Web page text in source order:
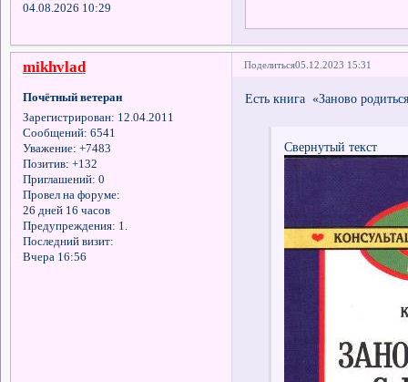
04.08.2026 10:29
Поделиться05.12.2023 15:31
mikhvlad
Почётный ветеран
Зарегистрирован: 12.04.2011
Сообщений: 6541
Уважение: +7483
Позитив: +132
Приглашений: 0
Провел на форуме:
26 дней 16 часов
Предупреждения: 1.
Последний визит:
Вчера 16:56
Есть книга «Заново
Свернутый текст